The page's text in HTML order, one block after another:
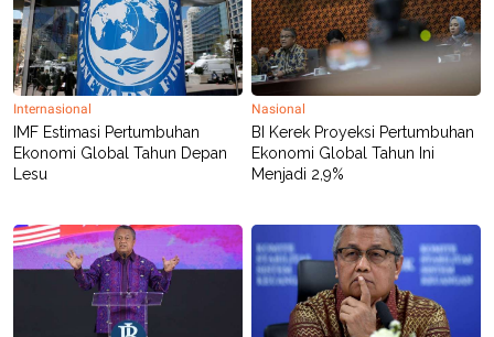
JARINGAN
K
O
N
T
A
N
A
D
E
P
R
E
S
R
E
A
S
Internasional
IMF Estimasi Pertumbuhan
Ekonomi Global Tahun Depan
Lesu
Nasional
BI Kerek Proyeksi Pertumbuhan
Ekonomi Global Tahun Ini
Menjadi 2,9%